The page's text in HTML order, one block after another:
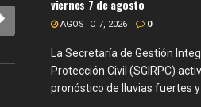
viernes 7 de agosto
AGOSTO 7, 2026 0
La Secretaría de Gestión
Protección Civil (SGIRPC)
pronóstico de lluvias fuertes y